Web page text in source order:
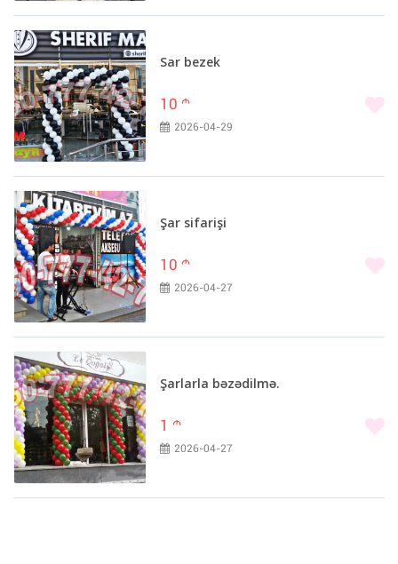
Sar bezek
10 m
2026-04-29
Şar sifarişi
10 m
2026-04-27
Şarlarla bəzədilmə.
1 m
2026-04-27